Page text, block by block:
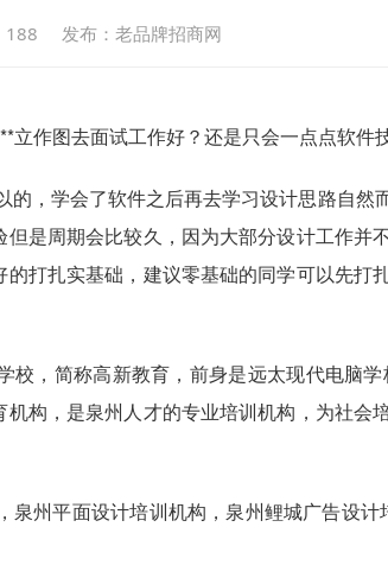
188 发布：老品牌招商网
立作图去面试工作好？还是只会一点点软件
的，学会了软件之后再去学习设计思路自
是周期会比较久，因为大部分设计工作并
打扎实基础，建议零基础的同学可以先打
校 ，简称高新教育，前身是远太现代电脑
构，是泉州人才的专业培训机构，为社会
泉州平面设计培训机构，泉州鲤城广告设